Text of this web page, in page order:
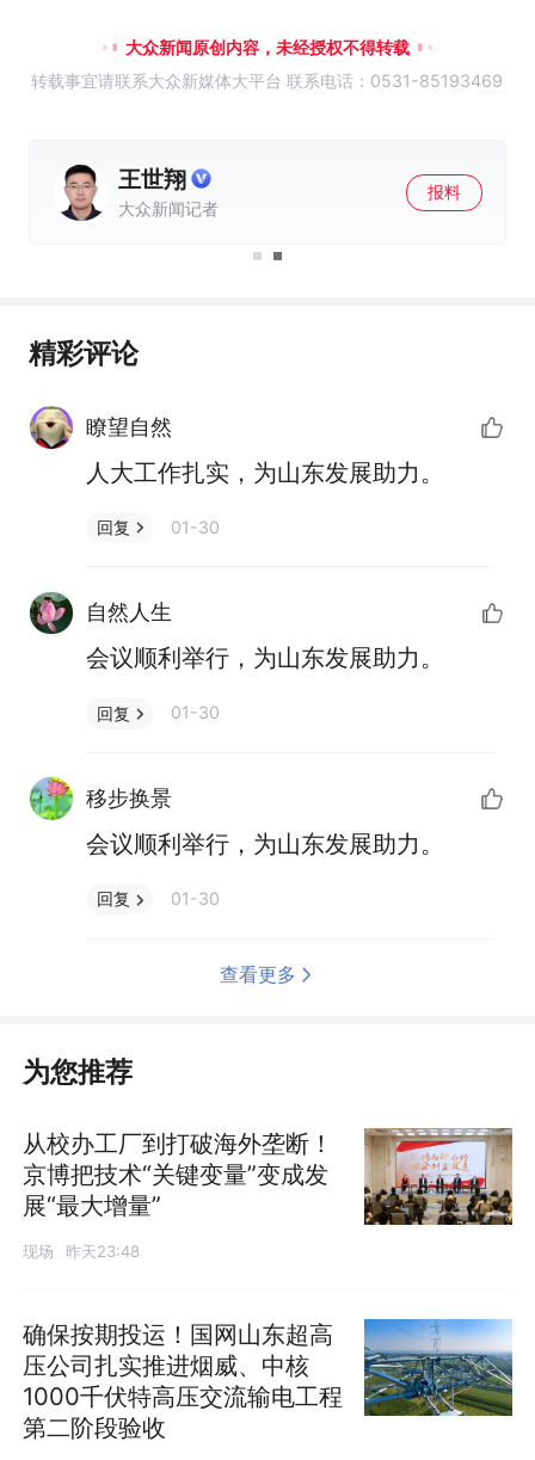
大众新闻原创内容，未经授权不得转载
转载事宜请联系大众新媒体大平台 联系电话：0531-85193469
王世翔
大众新闻记者
报料
精彩评论
瞭望自然
人大工作扎实，为山东发展助力。
回复 01-30
自然人生
会议顺利举行，为山东发展助力。
回复 01-30
移步换景
会议顺利举行，为山东发展助力。
回复 01-30
查看更多
为您推荐
从校办工厂到打破海外垄断！
京博把技术“关键变量”变成发
展“最大增量”
现场 昨天23:48
确保按期投运！国网山东超高
压公司扎实推进烟威、中核
1000千伏特高压交流输电工程
第二阶段验收